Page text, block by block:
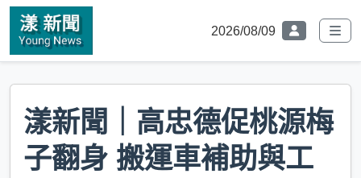
2026/08/09
漾新聞｜高忠德促桃源梅
子翻身 搬運車補助與工